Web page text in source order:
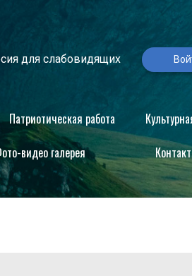
для слабовидящих
Патриотическая работа
видео галерея